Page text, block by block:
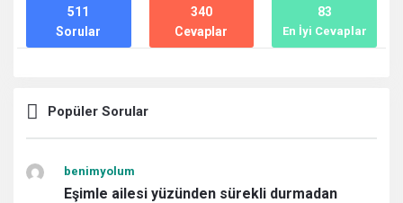
Sorular
511
Cevaplar
340
En İyi Cevaplar
83
Popüler Sorular
benimyolum
Eşimle ailesi yüzünden sürekli durmadan